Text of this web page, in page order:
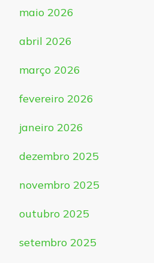
maio 2026
abril 2026
março 2026
fevereiro 2026
janeiro 2026
dezembro 2025
novembro 2025
outubro 2025
setembro 2025